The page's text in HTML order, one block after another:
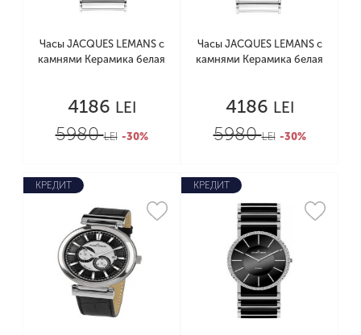
Часы JACQUES LEMANS с
камнями Керамика белая
4186 LEI
5980LEI -30%
Часы JACQUES LEMANS с
камнями Керамика белая
4186 LEI
5980LEI -30%
КРЕДИТ КРЕДИТ